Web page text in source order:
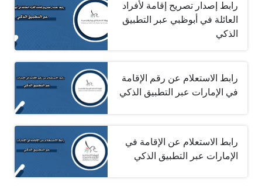
رابط إصدار تصريح إقامة لأفراد
العائلة في أبوظبي عبر التطبيق
الذكي
رابط الاستعلام عن رقم الإقامة
في الإمارات عبر التطبيق الذكي
رابط الاستعلام عن الإقامة في
الإمارات عبر التطبيق الذكي